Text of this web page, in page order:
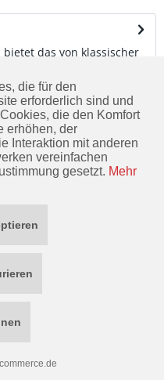
das von klassischer
ZZGL.
die für den
erforderlich sind und
die den Komfort
erhöhen, der
Interaktion mit anderen
vereinfachen
gesetzt. Mehr